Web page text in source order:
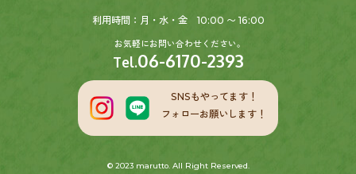
利用時間：月・水・金 10:00 〜 16:00
お気軽にお問い合わせください。
Tel.06-6170-2393
SNSもやってます！
フォローお願いします！
© 2023 marutto. All Right Reserved.